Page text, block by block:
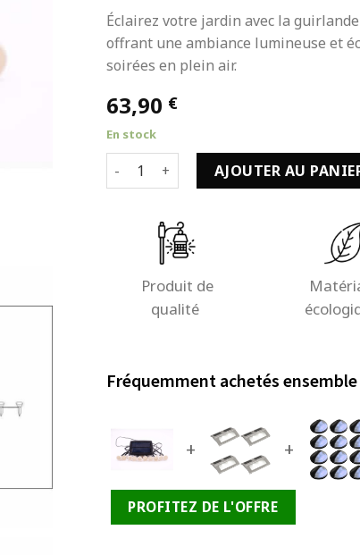
Éclairez votre jardin avec la
offrant une ambiance lumineuse et
soirées en plein air.
63,90 €
En stock
quantité de Guirlande Solaire Jardin
AJOUTER AU
Produit de
qualité
Fréquemment achetés ensemble
+ +
PROFITEZ DE L'OFFRE